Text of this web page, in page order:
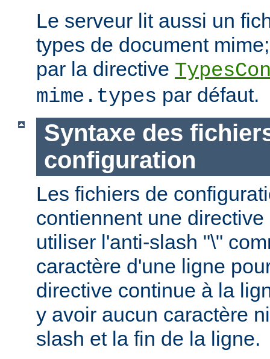
Le serveur lit aussi un
types de document
par la directive
mime.types par défaut.
Syntaxe des
configuration
Les fichiers de
contiennent une
utiliser l'anti-slash "\"
caractère d'une ligne
directive continue à la
y avoir aucun caractère
slash et la fin de la ligne.